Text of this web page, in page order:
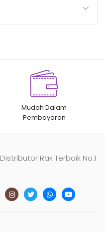
Mudah Dalam
Pembayaran
Distributor Rak Terbaik No.1